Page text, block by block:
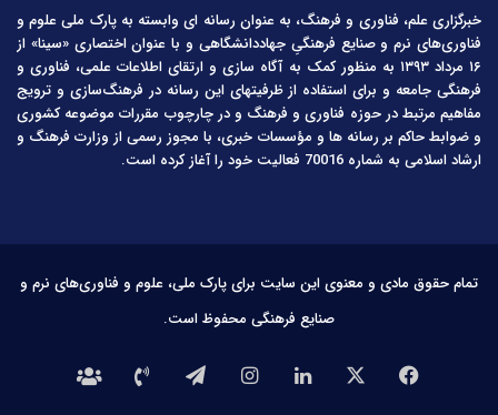
خبرگزاری علم، فناوری و فرهنگ، به عنوان رسانه ای وابسته به پارک ملی علوم و
فناوری‌های نرم و صنایع فرهنگیِ جهاددانشگاهی و با عنوان اختصاری «سینا» از
۱۶ مرداد ۱۳۹۳ به منظور کمک به آگاه سازی و ارتقای اطلاعات علمی، فناوری و
فرهنگی جامعه و برای استفاده از ظرفیتهای این رسانه در فرهنگ‌سازی و ترویج
مفاهیم مرتبط در حوزه فناوری و فرهنگ و در چارچوب مقررات موضوعه کشوری
و ضوابط حاکم بر رسانه ها و مؤسسات خبری، با مجوز رسمی از وزارت فرهنگ و
ارشاد اسلامی به شماره 70016 فعالیت خود را آغاز کرده است.
تمام حقوق مادی و معنوی این سایت برای پارک ملی، علوم و فناوری‌های نرم و
صنایع فرهنگی محفوظ است.
فیس
لینکدیناینستاگرامتلگرامتماس درباره